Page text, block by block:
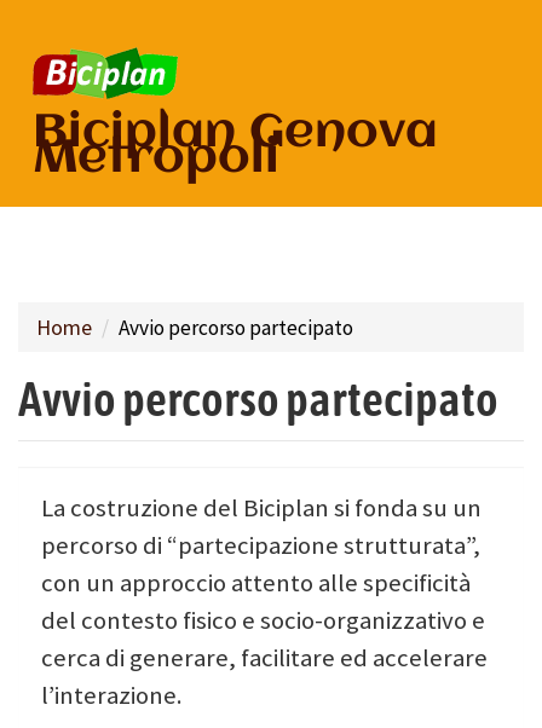
Salta
contenuto
principale
Biciplan Genova
Metropoli
Home Avvio percorso partecipato
Avvio percorso partecipato
La costruzione del Biciplan si fonda su un
percorso di “partecipazione strutturata”,
con un approccio attento alle specificità
del contesto fisico e socio-organizzativo e
cerca di generare, facilitare ed accelerare
l’interazione.